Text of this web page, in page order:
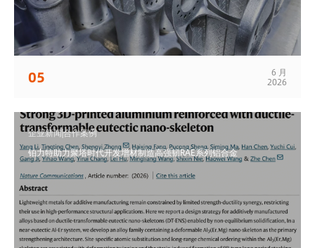
05 6 月
2026
企业新闻|合作案例
铂力特助力聚塔时代开发增材制造高强韧RAE系列铝合金